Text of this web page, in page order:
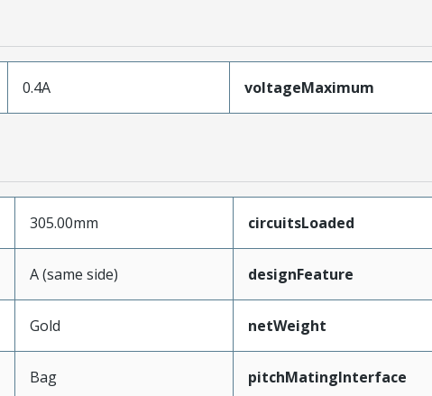
0.4A voltageMaximum
305.00mm circuitsLoaded
A (same side) designFeature
Gold netWeight
Bag pitchMatingInterface